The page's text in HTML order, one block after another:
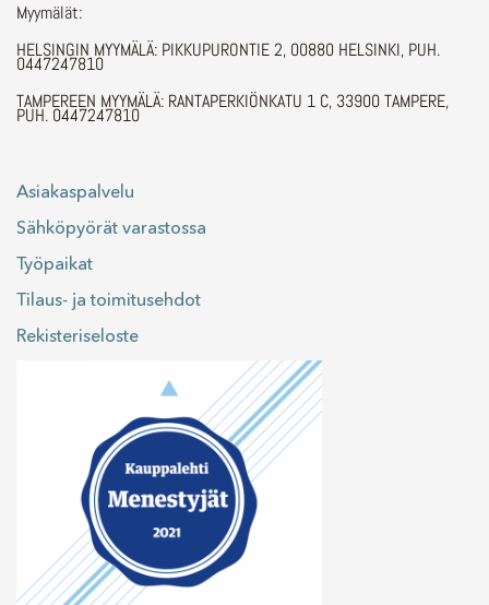
Myymälät:
HELSINGIN MYYMÄLÄ: PIKKUPURONTIE 2, 00880 HELSINKI, PUH.
0447247810
TAMPEREEN MYYMÄLÄ: RANTAPERKIÖNKATU 1 C, 33900 TAMPERE,
PUH. 0447247810
Asiakaspalvelu
Sähköpyörät varastossa
Työpaikat
Tilaus- ja toimitusehdot
Rekisteriseloste